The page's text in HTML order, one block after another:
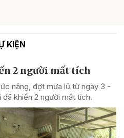
KIỆN
2 người mất tích
năng, đợt mưa lũ từ ngày 3 -
khiến 2 người mất tích.